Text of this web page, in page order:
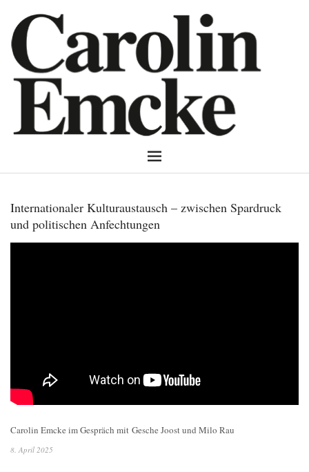
Internationaler Kulturaustausch – zwischen Spardruck
und politischen Anfechtungen
Carolin Emcke im Gespräch mit Gesche Joost und Milo Rau
8. April 2025